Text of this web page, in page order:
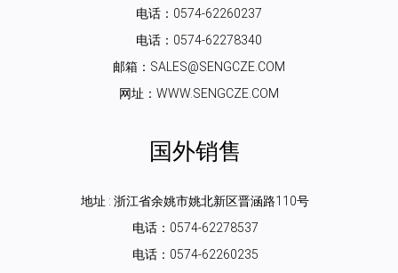
电话：0574-62260237
电话：0574-62278340
邮箱：SALES@SENGCZE.COM
网址：WWW.SENGCZE.COM
国外销售
地址 : 浙江省余姚市姚北新区晋涵路110号
电话：0574-62278537
电话：0574-62260235